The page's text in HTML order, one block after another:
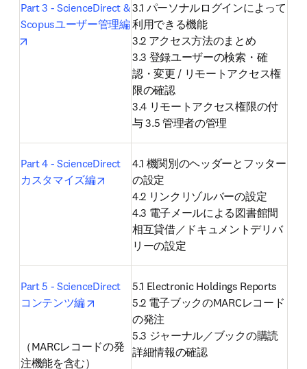
Part 3 - ScienceDirect &
Scopusユーザー管理編
opens in new tab/window
3.1 パーソナルログインによって
利用できる機能
3.2 アクセス方法のまとめ
3.3 登録ユーザーの検索・確
認・変更 / リモートアクセス権
限の確認
3.4 リモートアクセス権限の付
与 3.5 管理者の管理
Part 4 - ScienceDirect
カスタマイズ編
opens in new tab/window
4.1 機関別のヘッダーとフッター
の設定
4.2 リンクリゾルバーの設定
4.3 電子メールによる図書館間
相互貸借／ドキュメントデリバ
リーの設定
Part 5 - ScienceDirect
コンテンツ編
opens in new tab/window
（MARCレコードの発
注機能を含む）
5.1 Electronic Holdings Reports
5.2 電子ブックのMARCレコード
の発注
5.3 ジャーナル／ブックの購読
詳細情報の確認